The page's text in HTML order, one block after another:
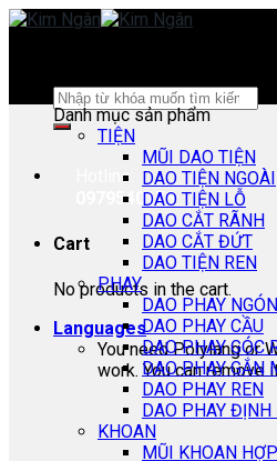
Skip
Search
for:
Hotline:
0979540178
Cart
No products in the cart.
Languages
You need Polylang or
work. You can remove
Danh mục sản phẩm
TIỆN
MŨI DAO TIỆN
DAO TIỆN NGOÀI
DAO TIỆN LỖ
DAO CẮT RÃNH
DAO CẮT ĐỨT
DAO TIỆN REN
PHAY
DAO PHAY NGÓN
DAO PHAY CẦU
DAO PHAY GÓC
DAO PHAY GẮN
DAO PHAY REN
DAO PHAY ĐỊNH
KHOAN
MŨI KHOAN